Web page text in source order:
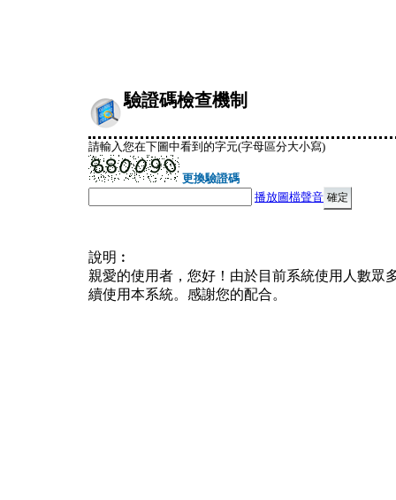
驗證碼檢查機制
請輸入您在下圖中看到的字元(字母區分大小寫)
更換驗證碼
播放圖檔聲音
說明︰
親愛的使用者，您好！由於目前系統使用人數眾
續使用本系統。感謝您的配合。